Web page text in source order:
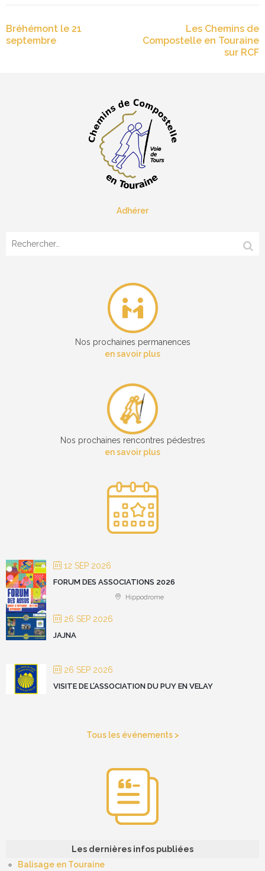
Navigation
de
l’article
Bréhémont le 21
septembre
Les Chemins de
Compostelle en Touraine
sur RCF
Adhérer
Nos prochaines permanences
en savoir plus
Nos prochaines rencontres pédestres
en savoir plus
12 SEP 2026
FORUM DES ASSOCIATIONS 2026
Hippodrome
26 SEP 2026
JAJNA
26 SEP 2026
VISITE DE L’ASSOCIATION DU PUY EN VELAY
Tous les événements >
Les dernières infos publiées
Balisage en Touraine